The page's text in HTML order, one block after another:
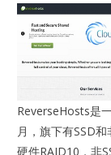
​ReverseHosts是
月，旗下有SSD
硬件RAID10，非